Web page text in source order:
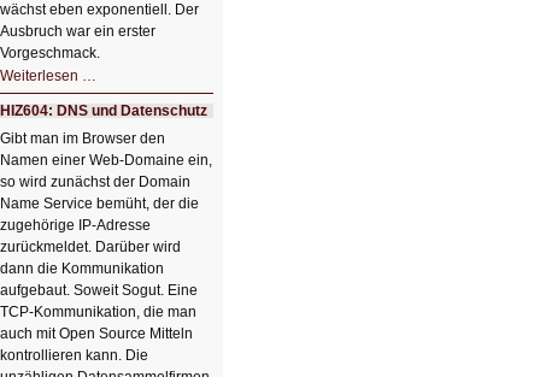
wächst eben exponentiell. Der
Ausbruch war ein erster
Vorgeschmack.
Weiterlesen …
Der
Ausbruch
der
KI
HIZ604: DNS und Datenschutz
Gibt man im Browser den
Namen einer Web-Domaine ein,
so wird zunächst der Domain
Name Service bemüht, der die
zugehörige IP-Adresse
zurückmeldet. Darüber wird
dann die Kommunikation
aufgebaut. Soweit Sogut. Eine
TCP-Kommunikation, die man
auch mit Open Source Mitteln
kontrollieren kann. Die